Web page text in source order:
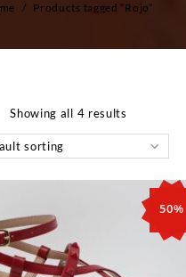
/ Products tagged “Rojo”
Showing all 4 results
sorting
50%